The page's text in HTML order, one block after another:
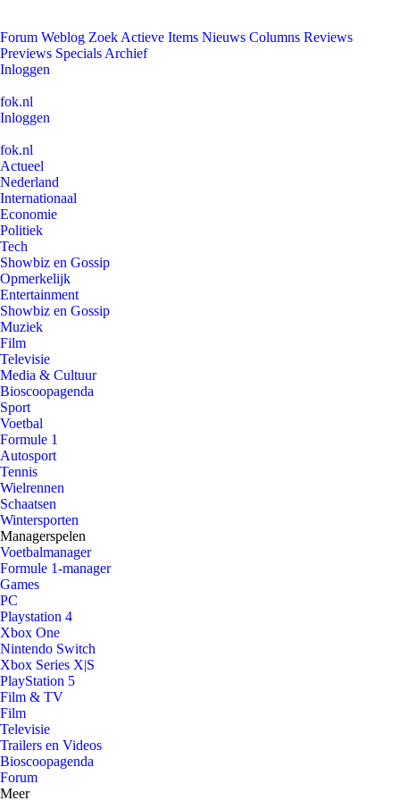
Forum Weblog Zoek Actieve Items Nieuws Columns Reviews
Previews Specials Archief
Inloggen
fok.nl
Inloggen
fok.nl
Actueel
Nederland
Internationaal
Economie
Politiek
Tech
Showbiz en Gossip
Opmerkelijk
Entertainment
Showbiz en Gossip
Muziek
Film
Televisie
Media & Cultuur
Bioscoopagenda
Sport
Voetbal
Formule 1
Autosport
Tennis
Wielrennen
Schaatsen
Wintersporten
Managerspelen
Voetbalmanager
Formule 1-manager
Games
PC
Playstation 4
Xbox One
Nintendo Switch
Xbox Series X|S
PlayStation 5
Film & TV
Film
Televisie
Trailers en Videos
Bioscoopagenda
Forum
Meer